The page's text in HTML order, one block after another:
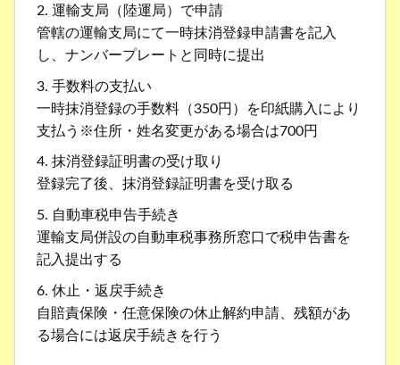
2. 運輸支局（陸運局）で申請
管轄の運輸支局にて一時抹消登録申請書を記入
し、ナンバープレートと同時に提出
3. 手数料の支払い
一時抹消登録の手数料（350円）を印紙購入により
支払う※住所・姓名変更がある場合は700円
4. 抹消登録証明書の受け取り
登録完了後、抹消登録証明書を受け取る
5. 自動車税申告手続き
運輸支局併設の自動車税事務所窓口で税申告書を
記入提出する
6. 休止・返戻手続き
自賠責保険・任意保険の休止解約申請、残額があ
る場合には返戻手続きを行う